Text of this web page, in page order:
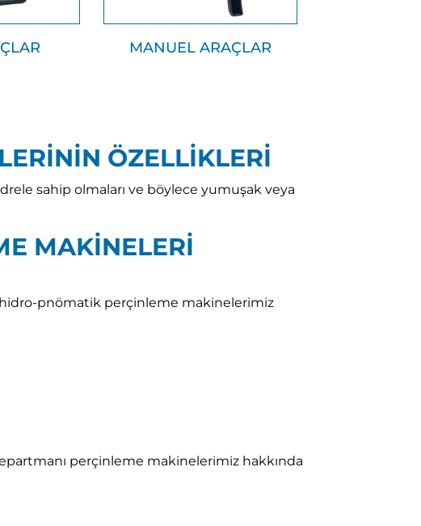
MANUEL ARAÇLAR
ÖZELLİKLERİ
sahip olmaları ve böylece yumuşak veya
MAKİNELERİ
hidro-pnömatik perçinleme makinelerimiz
perçinleme makinelerimiz hakkında